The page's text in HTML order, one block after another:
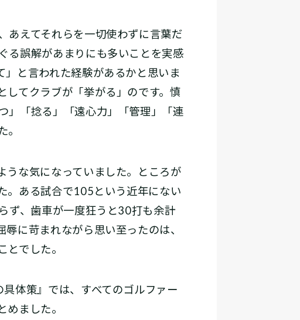
あえてそれらを一切使わずに言葉だ
る誤解があまりにも多いことを実感
」と言われた経験があるかと思いま
してクラブが「挙がる」のです。慎
」「捻る」「遠心力」「管理」「連
な気になっていました。ところが
。ある試合で105という近年にない
ず、歯車が一度狂うと30打も余計
に苛まれながら思い至ったのは、
でした。
体策』では、すべてのゴルファー
ました。